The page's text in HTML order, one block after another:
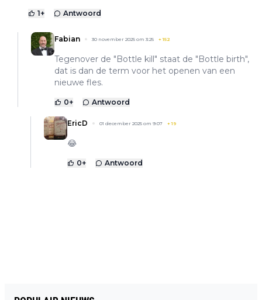
1+ Antwoord
Fabian 30 november 2025 om 3:25 +152
Tegenover de "Bottle kill" staat de "Bottle birth",
dat is dan de term voor het openen van een
nieuwe fles.
0+ Antwoord
EricD 01 december 2025 om 9:07 +19
😂
0+ Antwoord